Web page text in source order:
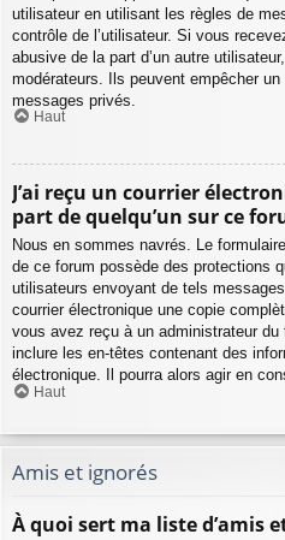
utilisateur en utilisant les règles de
contrôle de l’utilisateur. Si vous
abusive de la part d’un autre
modérateurs. Ils peuvent empêcher un
messages privés.
Haut
J’ai reçu un courrier
part de quelqu’un sur ce
Nous en sommes navrés. Le
de ce forum possède des protections
utilisateurs envoyant de tels
courrier électronique une copie
vous avez reçu à un administrateur
inclure les en-têtes contenant des
électronique. Il pourra alors agir en
Haut
Amis et ignorés
À quoi sert ma liste d’amis